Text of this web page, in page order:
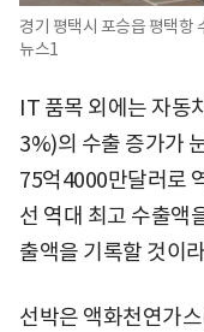
경기 평택시 포승읍 평택항
뉴스1
IT 품목 외에는 자동
3%)의 수출 증가가
75억4000만달러로
선 역대 최고 수출액
출액을 기록할 것이
선박은 액화천연가